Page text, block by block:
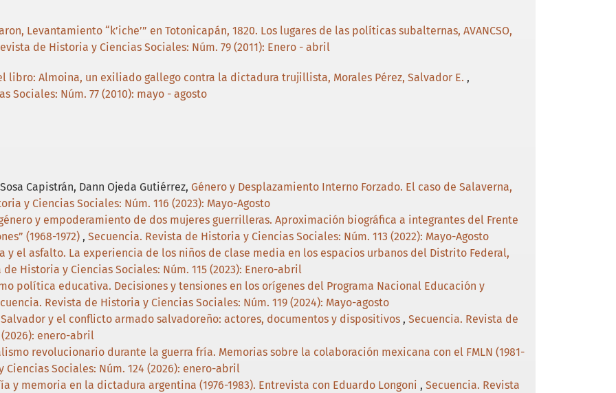
Levantamiento “k’iche’” en Totonicapán, 1820. Los lugares de las políticas subalternas, AVANCSO,
de Historia y Ciencias Sociales: Núm. 79 (2011): Enero - abril
libro: Almoina, un exiliado gallego contra la dictadura trujillista, Morales Pérez, Salvador E. ,
Sociales: Núm. 77 (2010): mayo - agosto
Capistrán, Dann Ojeda Gutiérrez, Género y Desplazamiento Interno Forzado. El caso de Salaverna,
y Ciencias Sociales: Núm. 116 (2023): Mayo-Agosto
y empoderamiento de dos mujeres guerrilleras. Aproximación biográfica a integrantes del Frente
(1968-1972) , Secuencia. Revista de Historia y Ciencias Sociales: Núm. 113 (2022): Mayo-Agosto
y el asfalto. La experiencia de los niños de clase media en los espacios urbanos del Distrito Federal,
Historia y Ciencias Sociales: Núm. 115 (2023): Enero-abril
política educativa. Decisiones y tensiones en los orígenes del Programa Nacional Educación y
Revista de Historia y Ciencias Sociales: Núm. 119 (2024): Mayo-agosto
y el conflicto armado salvadoreño: actores, documentos y dispositivos , Secuencia. Revista de
enero-abril
revolucionario durante la guerra fría. Memorias sobre la colaboración mexicana con el FMLN (1981-
Sociales: Núm. 124 (2026): enero-abril
y memoria en la dictadura argentina (1976-1983). Entrevista con Eduardo Longoni , Secuencia. Revista